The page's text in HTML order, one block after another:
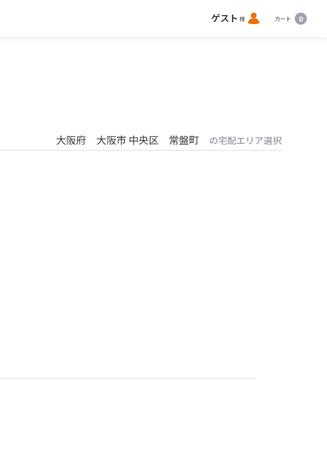
ゲスト 様 ロ
グ
カート 0
大阪府 大阪市 中央区 常盤町 の宅配エリア選択